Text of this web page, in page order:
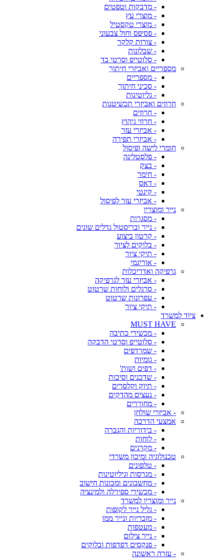
- מדבקות וטפטים
- מוצרי עץ
- מוצרי טקסטיל
- פסיפס וחול צבעוני
- צורות קלקר
- שבלונות
- סלוטייפ וסרטי בד
מספריים ואביזרי חיתוך
- מספריים
- סכיני חיתוך
- גליוטינות
חרוזים ואביזרי תכשיטנות
- חרוזים
- חרוזי גיהוץ
- אביזרי עזר
- אביזרי תפירה
חומרי לישה ופיסול
- פלסטלינה
- בצק
- חימר
- דאס
- קינטי
- אביזרי עזר לפיסול
נייר ומוצריו
- מסגרות
- נייר ובריסטול גדלים שונים
- קרטון ביצוע
- בלוקים לציור
- תיקי ציור
- אוריגמי
גרפיקה ואדריכלות
- אביזרי עזר לגרפיקה
- סרגלים ולוחות שרטוט
- עפרונות שרטוט
- תיקי ציור
ציוד למשרד
MUST HAVE
- מכשירי כתיבה
- סלוטייפ וסרטי הדבקה
- שמרדפים
- גומיות
- דפים ושות'
- שדכנים וסיכות
- תיוק וקלסרים
- נעצים מהדקים
- מחוררים
- אביזרי שולחן
אמצעי הדרכה
- בידוריות והגברה
- לוחות
- מקרנים
טכנולוגיה ומיכון משרדי
- טלפונים
- מגרסות וגיליוטינות
- מחשבונים ומכונות חישוב
- מכשירי ספירלה ולמינציה
נייר ומוצריו למשרד
- גליל נייר לקופות
- מזכריות ונייר ממו
- מעטפות
- נייר צילום
- פנקסים דפדפות ובלוקים
- עזרה ראשונה